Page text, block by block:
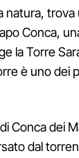
natura,
Conca,
la Torre
è uno dei
Conca dei
dal